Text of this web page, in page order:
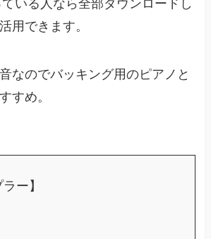
いる人なら全部ダウンロードし
用できます。
なのでバッキング用のピアノと
すめ。
ー】